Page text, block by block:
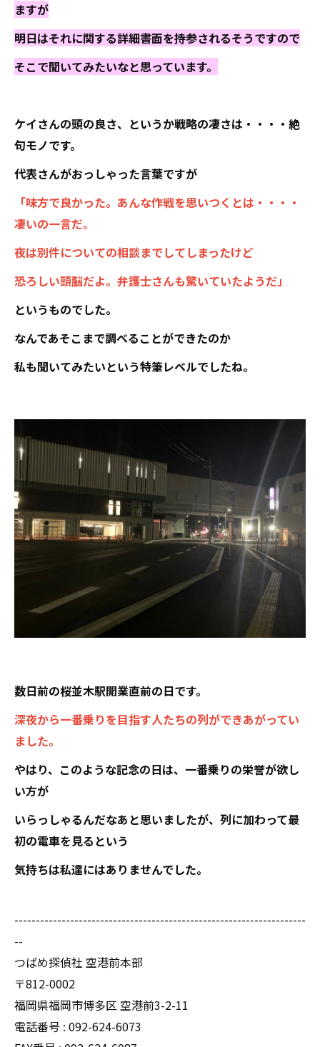
ますが
明日はそれに関する詳細書面を持参されるそうですので
そこで聞いてみたいなと思っています。
ケイさんの頭の良さ、というか戦略の凄さは・・・・絶
句モノです。
代表さんがおっしゃった言葉ですが
「味方で良かった。あんな作戦を思いつくとは・・・・
凄いの一言だ。
夜は別件についての相談までしてしまったけど
恐ろしい頭脳だよ。弁護士さんも驚いていたようだ」
というものでした。
なんであそこまで調べることができたのか
私も聞いてみたいという特筆レベルでしたね。
数日前の桜並木駅開業直前の日です。
深夜から一番乗りを目指す人たちの列ができあがってい
ました。
やはり、このような記念の日は、一番乗りの栄誉が欲し
い方が
いらっしゃるんだなあと思いましたが、列に加わって最
初の電車を見るという
気持ちは私達にはありませんでした。
--------------------------------------------------------------------
--
つばめ探偵社 空港前本部
〒812-0002
福岡県福岡市博多区 空港前3-2-11
電話番号 : 092-624-6073